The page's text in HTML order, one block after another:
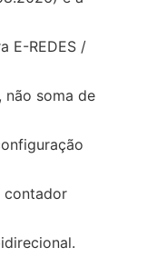
E-REDES /
não soma de
contador